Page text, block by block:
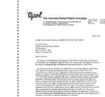
Data:
1992
Fundo:Arquivo da
Timorense - Ramos-
Tipo Documental:
Página(s):